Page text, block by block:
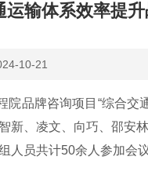
运输体系效率提
10-21
牌咨询项目“综合交
新、凌文、向巧、邵安
人员共计50余人参加会议